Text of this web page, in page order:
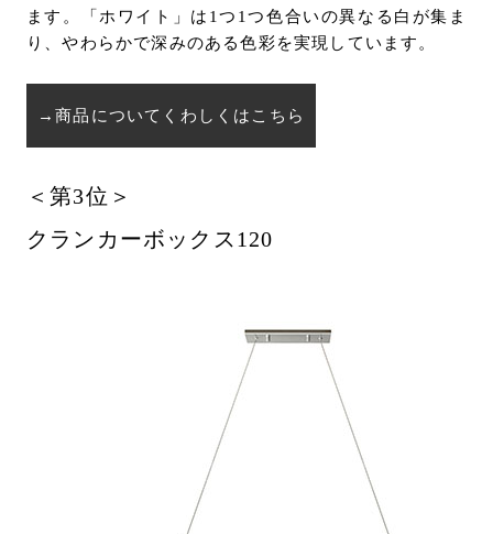
ます。「ホワイト」は1つ1つ色合いの異なる白が集ま
り、やわらかで深みのある色彩を実現しています。
→商品についてくわしくはこちら
＜第3位＞
クランカーボックス120